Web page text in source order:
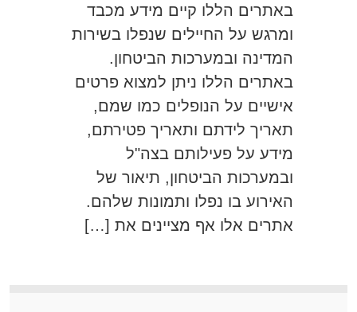
באתרים הללו קיים מידע מכבד
ומרגש על החיילים שנפלו בשירות
המדינה ובמערכות הביטחון.
באתרים הללו ניתן למצוא פרטים
אישיים על הנופלים כמו שמם,
תאריך לידתם ותאריך פטירתם,
מידע על פעילותם בצה"ל
ובמערכות הביטחון, תיאור של
האירוע בו נפלו ותמונות שלהם.
אתרים אלו אף מציינים את […]